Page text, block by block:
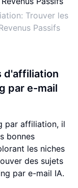
Trouver les
Passifs
d'affiliation
par e-mail
par affiliation, il
bonnes
les niches
des sujets
par e-mail IA.